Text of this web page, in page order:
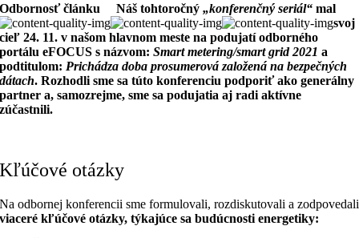
Odbornosť článku Náš tohtoročný„konferenčný seriál“ mal
svoj
cieľ 24. 11. v našom hlavnom meste na podujatí odborného
portálu eFOCUS s názvom:Smart metering/smart grid 2021 a
podtitulom: Prichádza doba prosumerová založená na bezpečných
dátach. Rozhodli sme sa túto konferenciu podporiť ako generálny
partner a, samozrejme, sme sa podujatia aj radi aktívne
zúčastnili.
Kľúčové otázky
Na odbornej konferencii sme formulovali, rozdiskutovali a zodpovedali
viaceré kľúčové otázky, týkajúce sa budúcnosti energetiky: